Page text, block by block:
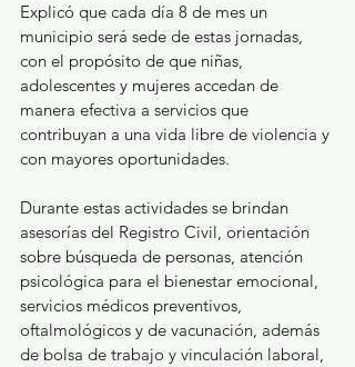
Explicó que cada día 8 de mes un
municipio será sede de estas jornadas,
con el propósito de que niñas,
adolescentes y mujeres accedan de
manera efectiva a servicios que
contribuyan a una vida libre de violencia y
con mayores oportunidades.
Durante estas actividades se brindan
asesorías del Registro Civil, orientación
sobre búsqueda de personas, atención
psicológica para el bienestar emocional,
servicios médicos preventivos,
oftalmológicos y de vacunación, además
de bolsa de trabajo y vinculación laboral,